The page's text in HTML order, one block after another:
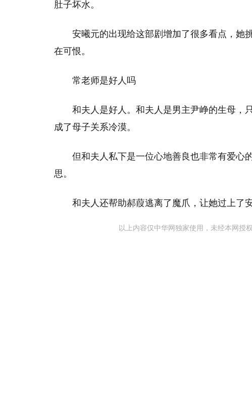
肚子坏水。
安曦元的出现给这部剧增加了很多看点，她
在可恨。
常老师是好人吗
和夫人是好人。和夫人是男主尹峥的生母，
成了母子关系冷漠。
但和夫人私下是一位心地善良也非常有爱心
思。
和夫人还帮助郝葭逃离了魔爪，让她过上了
以上内容仅中华网独家使用，未经本网授